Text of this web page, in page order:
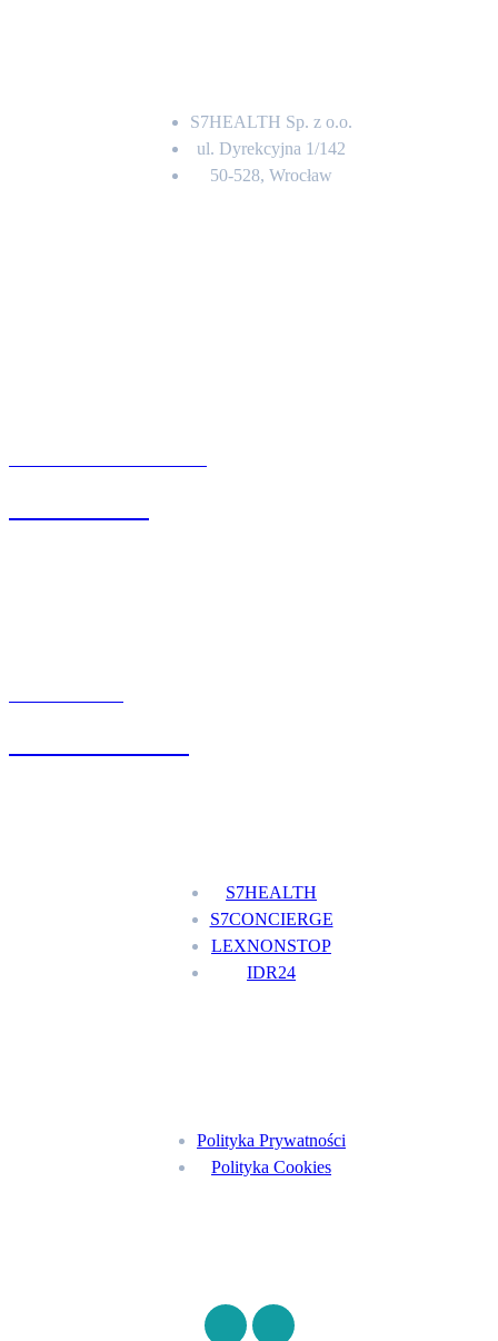
S7HEALTH Sp. z o.o.
ul. Dyrekcyjna 1/142
50-528, Wrocław
S7HEALTH
S7CONCIERGE
LEXNONSTOP
IDR24
Polityka Prywatności
Polityka Cookies